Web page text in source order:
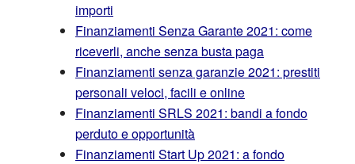
importi
Finanziamenti Senza Garante 2021: come
riceverli, anche senza busta paga
Finanziamenti senza garanzie 2021: prestiti
personali veloci, facili e online
Finanziamenti SRLS 2021: bandi a fondo
perduto e opportunità
Finanziamenti Start Up 2021: a fondo